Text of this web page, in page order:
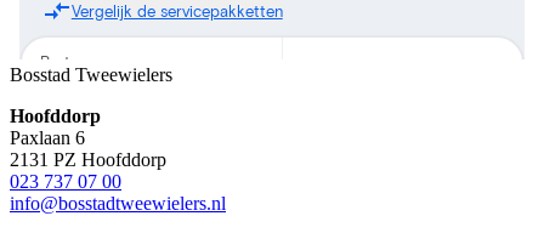
Bosstad Tweewielers
Hoofddorp
Paxlaan 6
2131 PZ Hoofddorp
023 737 07 00
info@bosstadtweewielers.nl